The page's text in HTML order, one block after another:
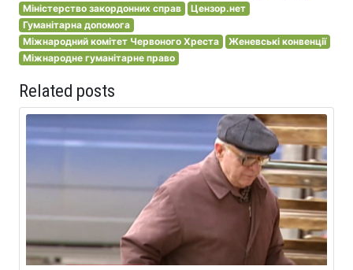
Міністерство закордонних справ
Цензор.нет
Гуманітарна допомога
Міжнародний комітет Червоного Хреста
Женевські конвенції
Міжнародне гуманітарне право
Related posts